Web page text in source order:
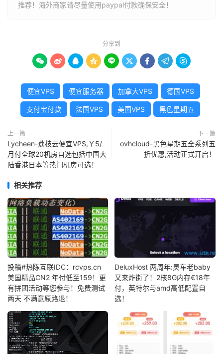
推荐！海外商家请尽量使用paypal付款确保安全！
分享到
        
便宜VPS 便宜服务器 加拿大VPS 德国VPS
支付宝付款 法国VPS 美国VPS 黑色星期五
上一篇
Lycheen-荔枝云便宜VPS,￥5/
月付全球20机房自选包括中国大
陆香港日本等热门机房可选！
下一篇
ovhcloud-黑色星期五全系列五
折优惠,活动正式开启！
相关推荐
投稿#热陈互联IDC：rcvps.cn
美国精品CN2 年付低至159！更
有拼团活动等您参与！免费测试
两天 不满意原路退！
DeluxHost 两周年:灵车老baby
又来炸街了！2核8G内存€18年
付，英特尔与amd高低配置自
选！